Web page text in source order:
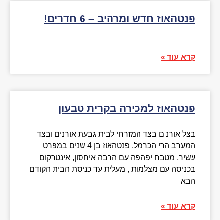
פנטהאוז חדש ומרהיב – 6 חדרים!
קרא עוד »
פנטהאוז למכירה בקרית טבעון
בצל אורנים בצד המזרחי לבית גבעת אורנים ובצד
המערב הרי הכרמל, פנטהאוז בן 4 שנים במפרט
עשיר, מטבח יפהפה עם הרבה איחסון, אינטרקום
בכניסה עם מצלמות , מעלית עד כניסת הבית הקודם
הבא
קרא עוד »